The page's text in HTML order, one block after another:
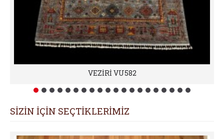
VEZİRİ VU582
SİZİN İÇİN SEÇTİKLERİMİZ